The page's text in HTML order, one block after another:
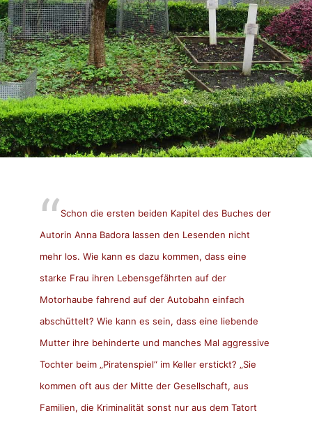
Schon die ersten beiden Kapitel des Buches der
Autorin Anna Badora lassen den Lesenden nicht
mehr los. Wie kann es dazu kommen, dass eine
starke Frau ihren Lebensgefährten auf der
Motorhaube fahrend auf der Autobahn einfach
abschüttelt? Wie kann es sein, dass eine liebende
Mutter ihre behinderte und manches Mal aggressive
Tochter beim „Piratenspiel“ im Keller erstickt? „Sie
kommen oft aus der Mitte der Gesellschaft, aus
Familien, die Kriminalität sonst nur aus dem Tatort